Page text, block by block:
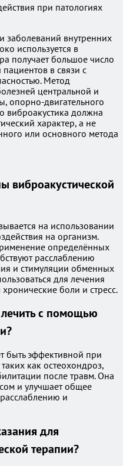
заболеваний внутренних
используется в
получает большое число
в связи с
Метод
центральной и
опорно-двигательного
виброакустика должна
характер, а не
или основного метода
виброакустической
на использовании
на организм.
определённых
расслаблению
и стимуляции обменных
для лечения
боли и стресс.
с помощью
быть эффективной при
как остеохондроз,
после травм. Она
и улучшает общее
и
для
терапии?